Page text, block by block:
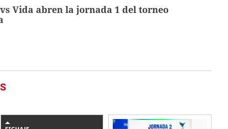
Vida abren la jornada 1 del torneo